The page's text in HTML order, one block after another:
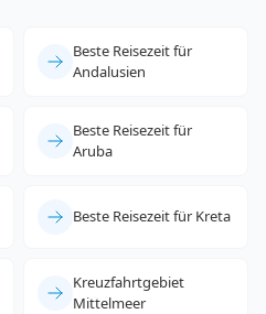
Beste Reisezeit für
Andalusien
Beste Reisezeit für
Aruba
Beste Reisezeit für Kreta
Kreuzfahrtgebiet
Mittelmeer